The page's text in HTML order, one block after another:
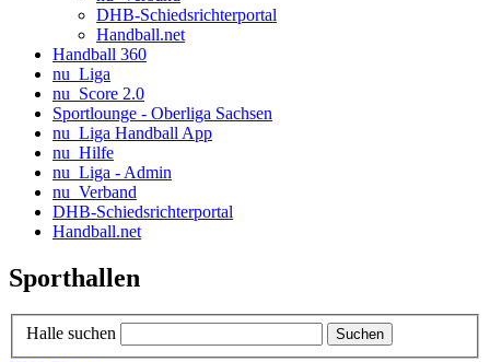
DHB-Schiedsrichterportal
Handball.net
Handball 360
nu_Liga
nu_Score 2.0
Sportlounge - Oberliga Sachsen
nu_Liga Handball App
nu_Hilfe
nu_Liga - Admin
nu_Verband
DHB-Schiedsrichterportal
Handball.net
Sporthallen
Halle suchen